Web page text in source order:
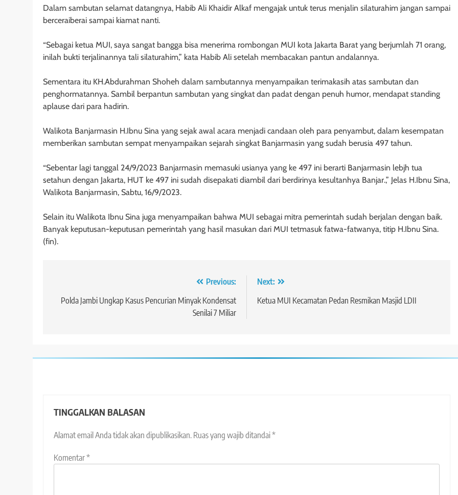
Dalam sambutan selamat datangnya, Habib Ali Khaidir Alkaf mengajak untuk terus menjalin silaturahim jangan sampai
berceraiberai sampai kiamat nanti.
“Sebagai ketua MUI, saya sangat bangga bisa menerima rombongan MUI kota Jakarta Barat yang berjumlah 71 orang,
inilah bukti terjalinannya tali silaturahim,” kata Habib Ali setelah membacakan pantun andalannya.
Sementara itu KH.Abdurahman Shoheh dalam sambutannya menyampaikan terimakasih atas sambutan dan
penghormatannya. Sambil berpantun sambutan yang singkat dan padat dengan penuh humor, mendapat standing
aplause dari para hadirin.
Walikota Banjarmasin H.Ibnu Sina yang sejak awal acara menjadi candaan oleh para penyambut, dalam kesempatan
memberikan sambutan sempat menyampaikan sejarah singkat Banjarmasin yang sudah berusia 497 tahun.
“Sebentar lagi tanggal 24/9/2023 Banjarmasin memasuki usianya yang ke 497 ini berarti Banjarmasin lebjh tua
setahun dengan Jakarta, HUT ke 497 ini sudah disepakati diambil dari berdirinya kesultanhya Banjar.,” Jelas H.Ibnu Sina,
Walikota Banjarmasin, Sabtu, 16/9/2023.
Selain itu Walikota Ibnu Sina juga menyampaikan bahwa MUI sebagai mitra pemerintah sudah berjalan dengan baik.
Banyak keputusan-keputusan pemerintah yang hasil masukan dari MUI tetmasuk fatwa-fatwanya, titip H.Ibnu Sina.
(fin).
pos
Previous:
Polda Jambi Ungkap Kasus Pencurian Minyak Kondensat
Senilai 7 Miliar
Next:
Ketua MUI Kecamatan Pedan Resmikan Masjid LDII
TINGGALKAN BALASAN
Alamat email Anda tidak akan dipublikasikan. Ruas yang wajib ditandai*
Komentar*